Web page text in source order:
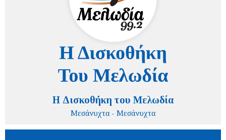
Η Δισκοθήκη του Μελωδία
Μεσάνυχτα - Μεσάνυχτα